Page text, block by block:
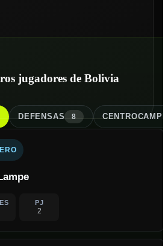
jugadores de Bolivia
DEFENSAS 8
PJ
2